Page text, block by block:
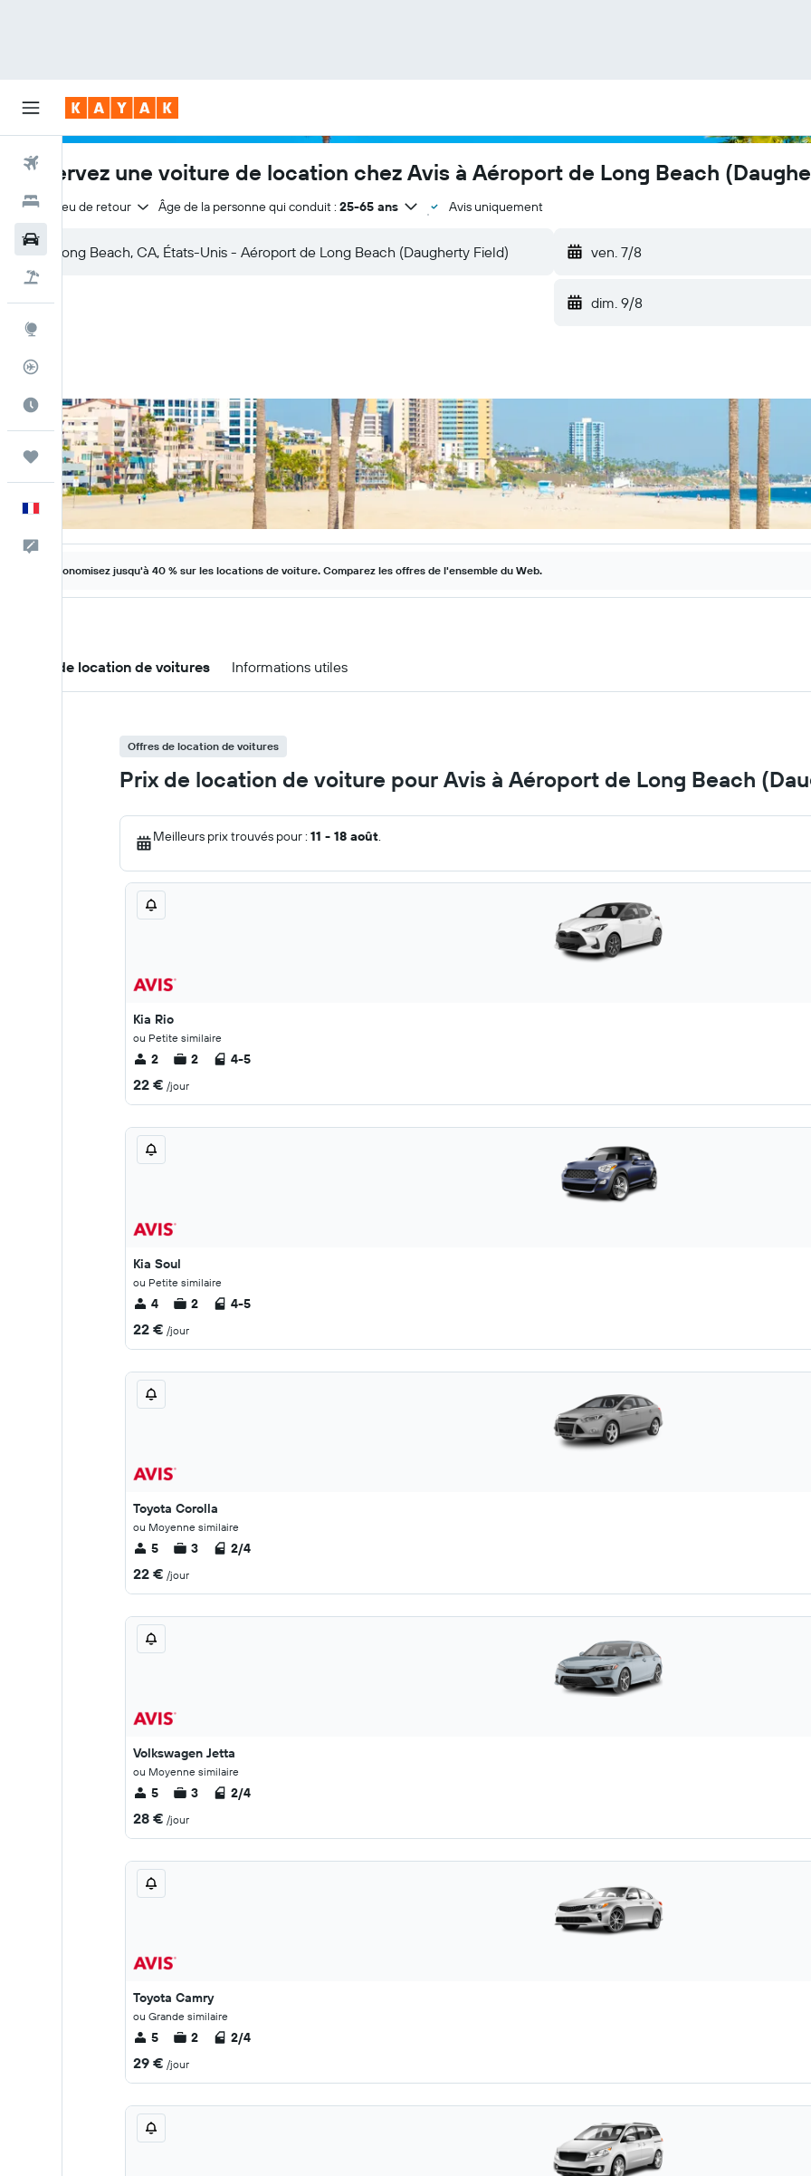
Hôtels
Meilleur moment pour voyager
Trips
Français
Commentaires
Réservez une voiture de location chez Avis à Aéroport de Long Beach
Même lieu de retour Âge de la personne qui conduit : 25-65 ans Avis uniquement
ven. 7/8
dim. 9/8
Économisez jusqu'à 40 % sur les locations de voiture. Comparez les offres de l'ensemble du Web.
Offres de location de voitures Informations utiles
Offres de location de voitures
Prix de location de voiture pour Avis à Aéroport de Long Beach
Meilleurs prix trouvés pour : 11 - 18 août.
Kia Rio
ou Petite similaire
2 2 4-5
22 € /jour
Kia Soul
ou Petite similaire
4 2 4-5
22 € /jour
Toyota Corolla
ou Moyenne similaire
5 3 2/4
22 € /jour
Volkswagen Jetta
ou Moyenne similaire
5 3 2/4
28 € /jour
Toyota Camry
ou Grande similaire
5 2 2/4
29 € /jour